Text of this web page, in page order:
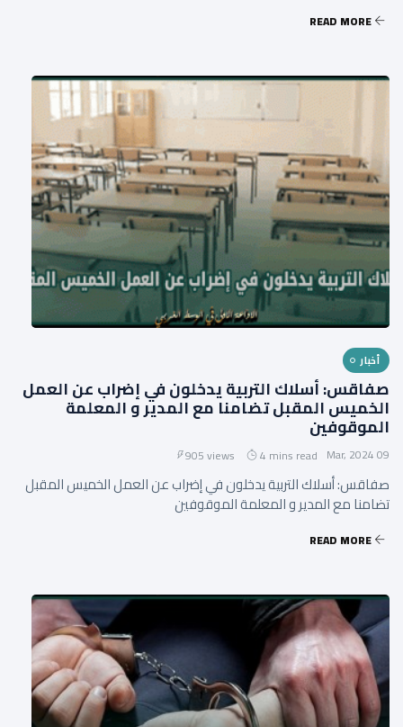
READ MORE
أخبار
صفاقس: أسلاك التربية يدخلون في إضراب عن العمل
الخميس المقبل تضامنا مع المدير و المعلمة
الموقوفين
09 Mar, 2024
4 mins read
905 views
صفاقس: أسلاك التربية يدخلون في إضراب عن العمل الخميس المقبل
تضامنا مع المدير و المعلمة الموقوفين
READ MORE